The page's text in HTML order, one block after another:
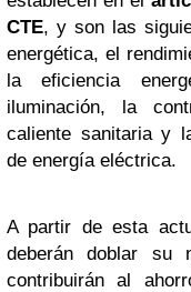
CTE, y son las
energética, el
la eficiencia
iluminación, la
caliente sanitaria y
de energía eléctrica.
A partir de esta
deberán doblar su
contribuirán al